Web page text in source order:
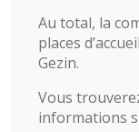
Au total, la
places
Gezin.
Vous
informations